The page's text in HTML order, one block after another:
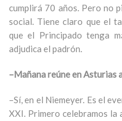
cumplirá 70 años. Pero no
social. Tiene claro que el
que el Principado tenga
adjudica el padrón.
–Mañana reúne en Asturias
–Sí, en el Niemeyer. Es el
XXI. Primero celebramos la